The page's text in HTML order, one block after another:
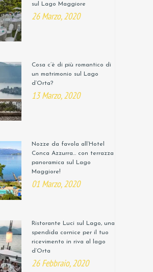
sul Lago Maggiore
26 Marzo, 2020
Cosa c’è di più romantico di
un matrimonio sul Lago
d’Orta?
13 Marzo, 2020
Nozze da favola all’Hotel
Conca Azzurra… con terrazza
panoramica sul Lago
Maggiore!
01 Marzo, 2020
Ristorante Luci sul Lago, una
spendida cornice per il tuo
ricevimento in riva al lago
d’Orta
26 Febbraio, 2020